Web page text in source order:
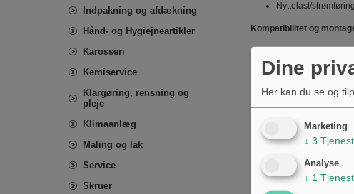
Nyttelast/
Kompatibilitet og
Passer til
Velegnet til biler,
kontaktflader.
Ved fastgørelse
Sikkerhed og
Den angivne
Produktet er
tværsnit og
Indpakning og afdækning
Hånd- og Hygiejneartikler
Karosseri
Kemiservice
Klargøring, rensning og
pleje
Klimaanlæg
Maling og lak
Service
Skruer
Dine
Her kan du se og
Marketing
↓ 3
Analyse
↓ 1